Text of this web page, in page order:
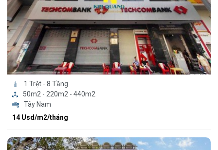
1 Trệt - 8 Tầng
50m2 - 220m2 - 440m2
Tây Nam
14 Usd/m2/tháng